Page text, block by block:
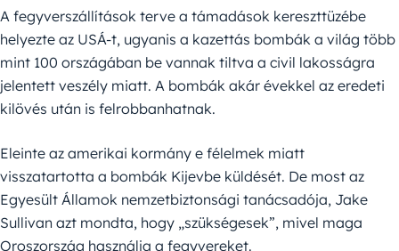
A fegyverszállítások terve a támadások kereszttüzébe
helyezte az USÁ-t, ugyanis a kazettás bombák a világ több
mint 100 országában be vannak tiltva a civil lakosságra
jelentett veszély miatt. A bombák akár évekkel az eredeti
kilövés után is felrobbanhatnak.
Eleinte az amerikai kormány e félelmek miatt
visszatartotta a bombák Kijevbe küldését. De most az
Egyesült Államok nemzetbiztonsági tanácsadója, Jake
Sullivan azt mondta, hogy „szükségesek”, mivel maga
Oroszország használja a fegyvereket.